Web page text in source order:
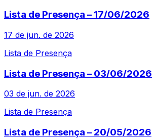
Lista de Presença – 17/06/2026
17 de jun. de 2026
Lista de Presença
Lista de Presença – 03/06/2026
03 de jun. de 2026
Lista de Presença
Lista de Presença – 20/05/2026